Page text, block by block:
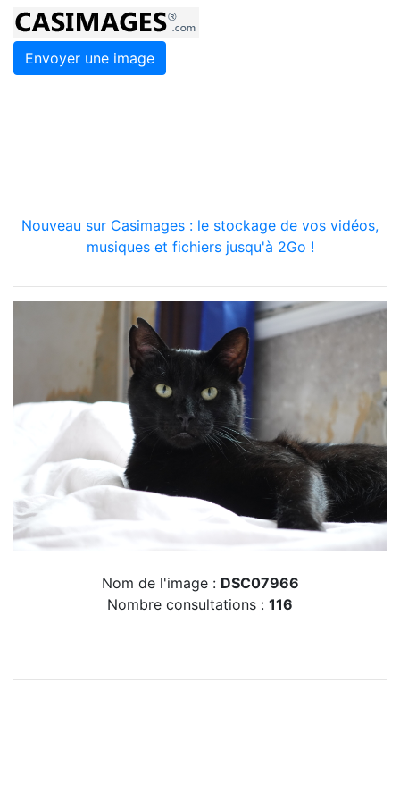
Envoyer une image
Nouveau sur Casimages : le stockage de vos vidéos,
musiques et fichiers jusqu'à 2Go !
Nom de l'image : DSC07966
Nombre consultations : 116